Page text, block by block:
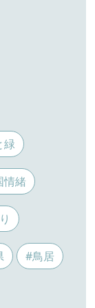
緑
情緒
#鳥居